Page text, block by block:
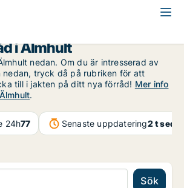
i Älmhult
nedan. Om du är intresserad av
tryck då på rubriken för att
till i jakten på ditt nya förråd! Mer info
.
24h77 Senaste uppdatering2 t
Sök